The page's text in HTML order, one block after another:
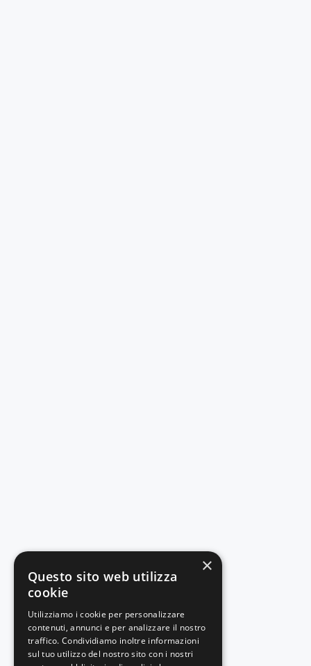
×
Questo sito web utilizza
cookie
Utilizziamo i cookie per personalizzare
contenuti, annunci e per analizzare il nostro
traffico. Condividiamo inoltre informazioni
sul tuo utilizzo del nostro sito con i nostri